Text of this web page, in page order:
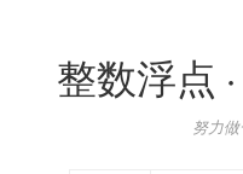
整数浮点
努力